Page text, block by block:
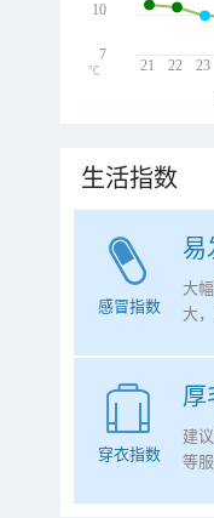
21 22 23
10
7
℃
生活指数
易
感冒指数
大
大
厚
穿衣指数
建
等服